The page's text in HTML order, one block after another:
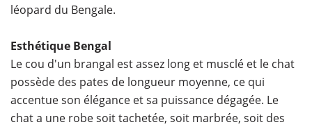
léopard du Bengale.
Esthétique Bengal
Le cou d'un brangal est assez long et musclé et le chat
possède des pates de longueur moyenne, ce qui
accentue son élégance et sa puissance dégagée. Le
chat a une robe soit tachetée, soit marbrée, soit des